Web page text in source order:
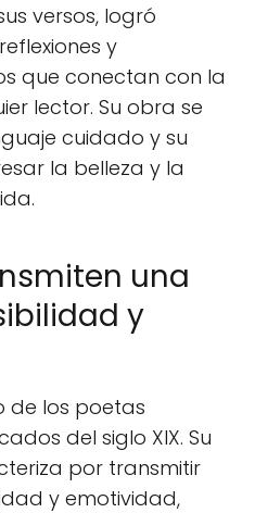
versos, logró
y
que conectan con la
lector. Su obra se
cuidado y su
la belleza y la
una
y
de los poetas
del siglo XIX. Su
por transmitir
y emotividad,